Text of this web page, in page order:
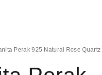
Perak 925 Natural Rose Quartz